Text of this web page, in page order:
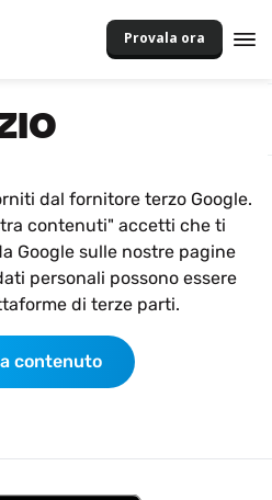
Provala ora
dal fornitore terzo Google.
contenuti" accetti che ti
Google sulle nostre pagine
personali possono essere
di terze parti.
contenuto